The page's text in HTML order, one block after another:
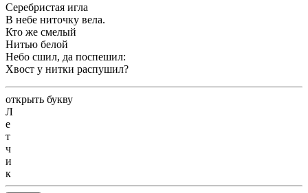
Серебристая игла
В небе ниточку вела.
Кто же смелый
Нитью белой
Небо сшил, да поспешил:
Хвост у нитки распушил?
открыть букву
Л
е
т
ч
и
к